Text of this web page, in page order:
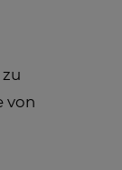
von